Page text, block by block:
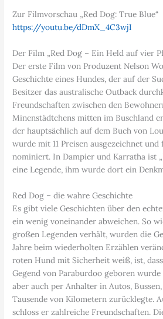
Zur Filmvorschau „Red Dog: True Blue“
https://youtu.be/dDmX_4C3wjI
Der Film „Red Dog – Ein Held auf vier
Der erste Film von Produzent Nelson
Geschichte eines Hundes, der auf der
Besitzer das australische Outback
Freundschaften zwischen den
Minenstädtchens mitten im Buschland
der hauptsächlich auf dem Buch von
wurde mit 11 Preisen ausgezeichnet und
nominiert. In Dampier und Karratha ist
eine Legende, ihm wurde dort ein
Red Dog – die wahre Geschichte
Es gibt viele Geschichten über den
ein wenig voneinander abweichen. So
großen Legenden verhält, wurden die
Jahre beim wiederholten Erzählen
roten Hund mit Sicherheit weiß, ist,
Gegend von Paraburdoo geboren
aber auch per Anhalter in Autos,
Tausende von Kilometern zurücklegte.
schloss er zahlreiche Freundschaften.